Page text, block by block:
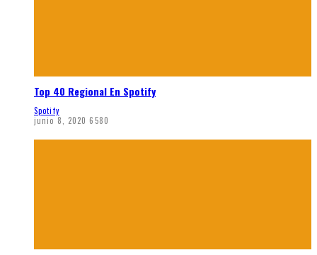
Top 40 Regional En Spotify
Spotify
junio 8, 2020 6580